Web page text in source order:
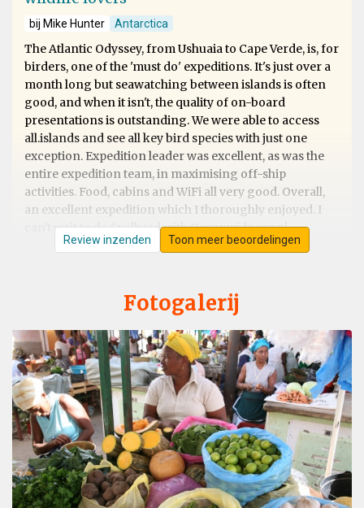
bij Mike Hunter Antarctica
The Atlantic Odyssey, from Ushuaia to Cape Verde, is, for
birders, one of the 'must do' expeditions. It's just over a
month long but seawatching between islands is often
good, and when it isn't, the quality of on-board
presentations is outstanding. We were able to access
all.islands and see all key bird species with just one
exception. Expedition leader was excellent, as was the
entire expedition team, in maximising off-ship
activities. Food, cabins and WiFi all very good. Overall,
an excellent expedition which I thoroughly enjoyed. I
can't wait to do Svalbard with Oceanwide soon!
Atlantic odyssey
bij david yang Antarctica
Very good cruise except Ascension island that we could
not land. Would be interested in Ross sea cruise in the
future.
The best Atlantic Odyssey
bij Ohad Sherer Antarctica
Review inzenden Toon meer beoordelingen
Fotogalerij